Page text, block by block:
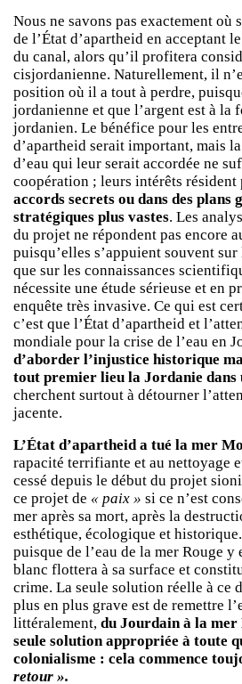
Nous ne savons pas exactement où
de l’État d’apartheid en acceptant
du canal, alors qu’il profitera
cisjordanienne. Naturellement, il
position où il a tout à perdre,
jordanienne et que l’argent est à la
jordanien. Le bénéfice pour les
d’apartheid serait important, mais
d’eau qui leur serait accordée ne
coopération ; leurs intérêts résident
accords secrets ou dans des plans
stratégiques plus vastes. Les
du projet ne répondent pas encore
puisqu’elles s’appuient souvent
que sur les connaissances
nécessite une étude sérieuse et en
enquête très invasive. Ce qui est
c’est que l’État d’apartheid et
mondiale pour la crise de l’eau en
d’aborder l’injustice historique
tout premier lieu la Jordanie dans
cherchent surtout à détourner
jacente.
L’État d’apartheid a tué la mer
rapacité terrifiante et au nettoyage
cessé depuis le début du projet
ce projet de « paix » si ce n’est
mer après sa mort, après la
esthétique, écologique et
puisque de l’eau de la mer Rouge
blanc flottera à sa surface et
crime. La seule solution réelle à ce
plus en plus grave est de remettre
littéralement, du Jourdain à la
seule solution appropriée à toute
colonialisme : cela commence
retour ».